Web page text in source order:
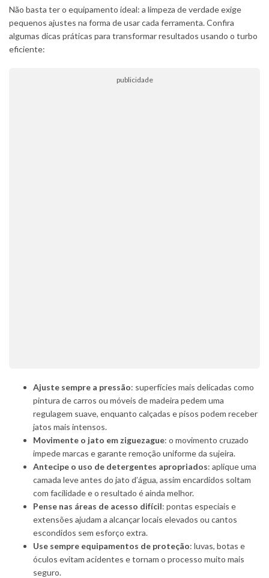
Não basta ter o equipamento ideal: a limpeza de verdade exige
pequenos ajustes na forma de usar cada ferramenta. Confira
algumas dicas práticas para transformar resultados usando o turbo
eficiente:
publicidade
Ajuste sempre a pressão: superfícies mais delicadas como
pintura de carros ou móveis de madeira pedem uma
regulagem suave, enquanto calçadas e pisos podem receber
jatos mais intensos.
Movimente o jato em ziguezague: o movimento cruzado
impede marcas e garante remoção uniforme da sujeira.
Antecipe o uso de detergentes apropriados: aplique uma
camada leve antes do jato d’água, assim encardidos soltam
com facilidade e o resultado é ainda melhor.
Pense nas áreas de acesso difícil: pontas especiais e
extensões ajudam a alcançar locais elevados ou cantos
escondidos sem esforço extra.
Use sempre equipamentos de proteção: luvas, botas e
óculos evitam acidentes e tornam o processo muito mais
seguro.